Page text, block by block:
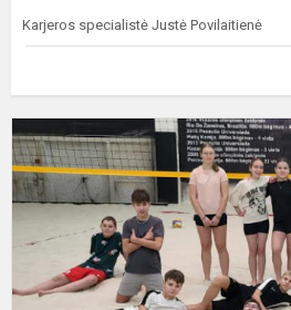
Karjeros specialistė Justė Povilaitienė